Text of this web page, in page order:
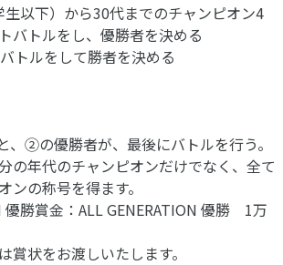
以下）から30代までのチャンピオン4
バトルをし、優勝者を決める
トルをして勝者を決める
、②の優勝者が、最後にバトルを行う。
年代のチャンピオンだけでなく、全て
ンの称号を得ます。
優勝賞金：ALL GENERATION 優勝 1万
賞状をお渡しいたします。